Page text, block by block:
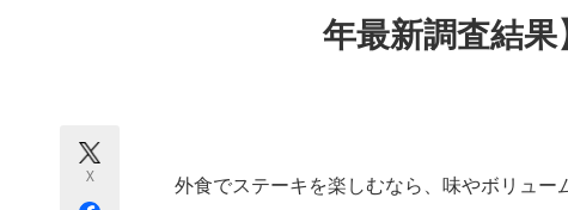
モノづくり技術者専門サイト エレクトロニク
年最新調査結果
X
外食でステーキを楽しむなら、味やボリュー